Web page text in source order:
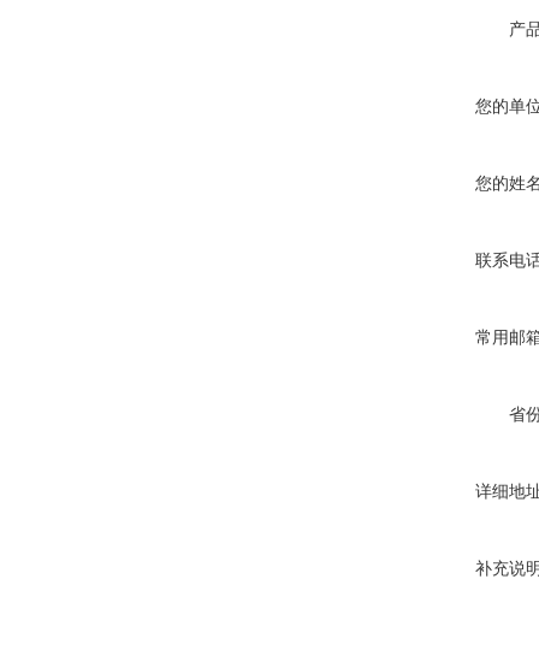
产
您的单
您的姓
联系电
常用邮
省
详细地
补充说